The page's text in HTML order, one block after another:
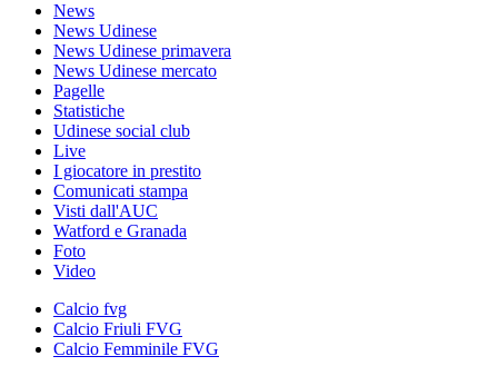
News
News Udinese
News Udinese primavera
News Udinese mercato
Pagelle
Statistiche
Udinese social club
Live
I giocatore in prestito
Comunicati stampa
Visti dall'AUC
Watford e Granada
Foto
Video
Calcio fvg
Calcio Friuli FVG
Calcio Femminile FVG